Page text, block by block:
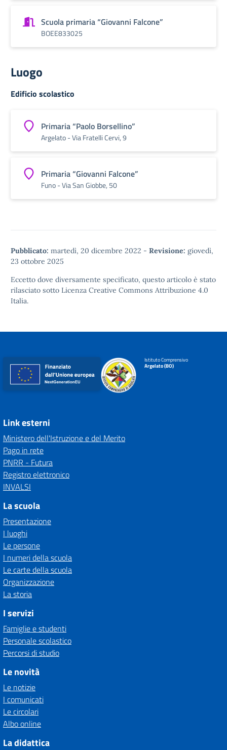
Scuola primaria “Giovanni Falcone”
BOEE833025
Luogo
Edificio scolastico
Primaria “Paolo Borsellino”
Argelato - Via Fratelli Cervi, 9
Primaria “Giovanni Falcone”
Funo - Via San Giobbe, 50
Pubblicato: martedì, 20 dicembre 2022 - Revisione: giovedì,
23 ottobre 2025
Eccetto dove diversamente specificato, questo articolo è stato
rilasciato sotto Licenza Creative Commons Attribuzione 4.0
Italia.
Istituto Comprensivo
Argelato (BO)
Link esterni
Ministero dell'Istruzione e del Merito
Pago in rete
PNRR - Futura
Registro elettronico
INVALSI
La scuola
Presentazione
I luoghi
Le persone
I numeri della scuola
Le carte della scuola
Organizzazione
La storia
I servizi
Famiglie e studenti
Personale scolastico
Percorsi di studio
Le novità
Le notizie
I comunicati
Le circolari
Albo online
La didattica